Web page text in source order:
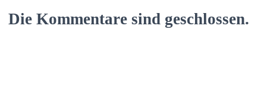
Die Kommentare sind geschlossen.